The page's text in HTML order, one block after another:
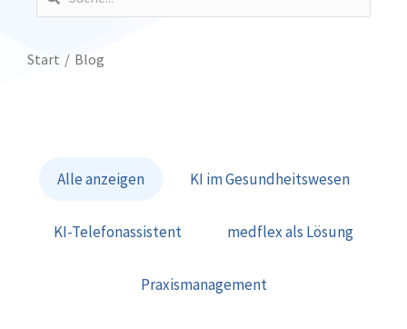
Sie befinden sich hier:
Start Blog
Alle anzeigen KI im Gesundheitswesen
KI-Telefonassistent medflex als Lösung
Praxismanagement